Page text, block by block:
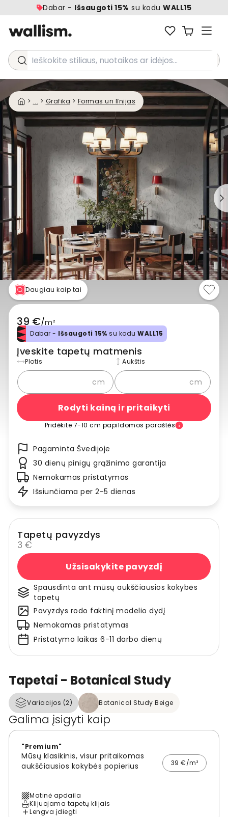
Dabar - Išsaugoti 15% su kodu WALL15
Ieškokite stiliaus, nuotaikos ar idėjos...
> ... > Grafika > Formas un līnijas
Tapetai - Botanical Study
Variacijos (2) Botanical Study Beige
Galima įsigyti kaip
"Premium"
Mūsų klasikinis, visur pritaikomas
aukščiausios kokybės popierius
39 €/m²
Matinė apdaila
Klijuojama tapetų klijais
Lengva įdiegti
Daugiau kaip tai
39 €/m²
Dabar - Išsaugoti 15% su kodu WALL15
Įveskite tapetų matmenis
Plotis
cm
Aukštis
cm
Rodyti kainą ir pritaikyti
Pridėkite 7-10 cm papildomos paraštės
Pagaminta Švedijoje
30 dienų pinigų grąžinimo garantija
Nemokamas pristatymas
Išsiunčiama per 2-5 dienas
Tapetų pavyzdys
3 €
Užsisakykite pavyzdį
Spausdinta ant mūsų aukščiausios kokybės
tapetų
Pavyzdys rodo faktinį modelio dydį
Nemokamas pristatymas
Pristatymo laikas 6-11 darbo dienų